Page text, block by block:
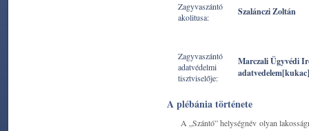
Zagyvaszántó
akolitusa:
Szalánczi Zoltán
Zagyvaszántó
adatvédelmi
tisztviselője:
Marczali Ügyvédi
A plébánia története
A „Szántó” helységnév olyan